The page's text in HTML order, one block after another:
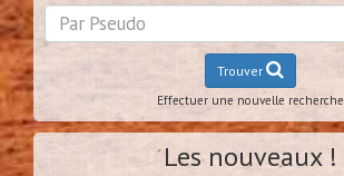
Trouver
Effectuer une nouvelle recherche
Les nouveaux !